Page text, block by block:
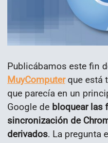
Publicábamos este fin
MuyComputerque está
que parecía en un
Google de bloquear las
sincronización de
derivados. La pregunta